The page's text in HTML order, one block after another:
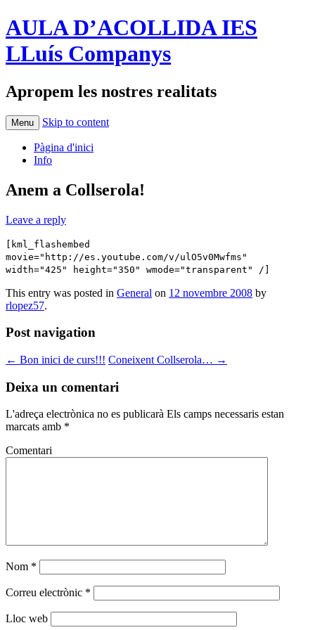
AULA D’ACOLLIDA IES
LLuís Companys
Apropem les nostres realitats
Menu Skip to content
Pàgina d'inici
Info
Anem a Collserola!
Leave a reply
[kml_flashembed
movie="http://es.youtube.com/v/ulO5v0Mwfms"
width="425" height="350" wmode="transparent" /]
This entry was posted in General on 12 novembre 2008 by
rlopez57.
Post navigation
← Bon inici de curs!!! Coneixent Collserola… →
Deixa un comentari
L'adreça electrònica no es publicarà Els camps necessaris estan
marcats amb *
Comentari
Nom *
Correu electrònic *
Lloc web